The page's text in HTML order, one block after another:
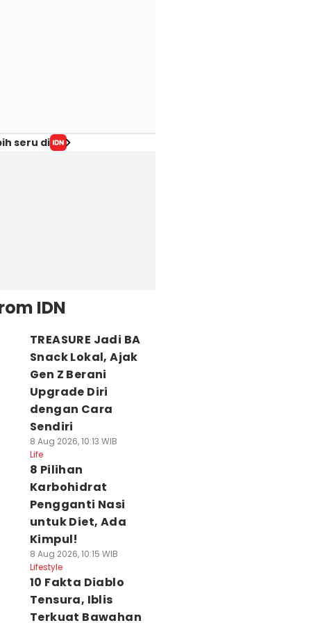
seru di
IDN
TREASURE Jadi BA
Snack Lokal, Ajak
Gen Z Berani
Upgrade Diri
dengan Cara
Sendiri
8 Aug 2026, 10:13 WIB
Life
8 Pilihan
Karbohidrat
Pengganti Nasi
untuk Diet, Ada
Kimpul!
8 Aug 2026, 10:15 WIB
Lifestyle
10 Fakta Diablo
Tensura, Iblis
Terkuat Bawahan